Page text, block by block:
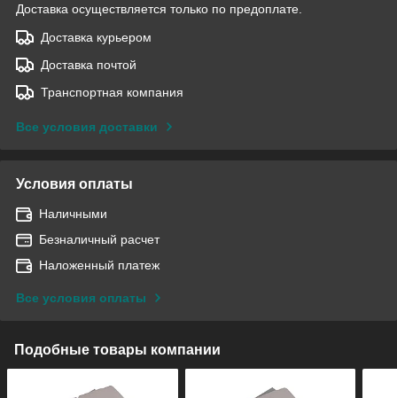
Доставка осуществляется только по предоплате.
Доставка курьером
Доставка почтой
Транспортная компания
Все условия доставки
Условия оплаты
Наличными
Безналичный расчет
Наложенный платеж
Все условия оплаты
Подобные товары компании